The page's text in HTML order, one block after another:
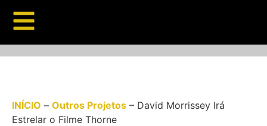
INÍCIO – Outros Projetos – David Morrissey Irá
Estrelar o Filme Thorne